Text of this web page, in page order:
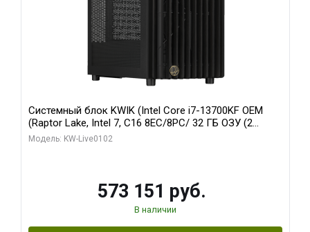
Системный блок KWIK (Intel Core i7-13700KF OEM
(Raptor Lake, Intel 7, C16 8EC/8PC/ 32 ГБ ОЗУ (2
модуля)/ Afox RTX4090 24GB GDDR6X 384-Bit 3xDP
Модель: KW-Live0102
573 151 руб.
В наличии